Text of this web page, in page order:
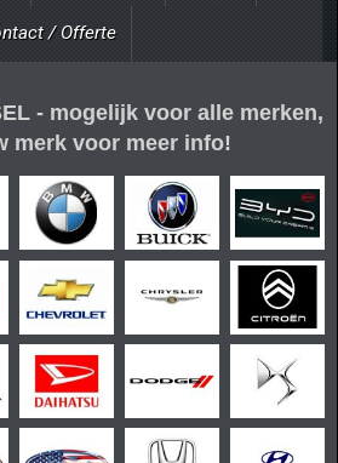
/ Offerte
- mogelijk voor alle merken,
merk voor meer info!